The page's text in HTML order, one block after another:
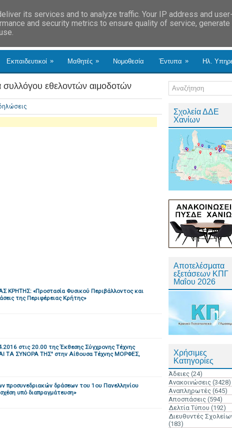
Εκπαιδευτικοί » Μαθητές » Νομοθεσία Έντυπα » Ηλ.
εθελοντών αιμοδοτών
ΚΡΗΤΗΣ: «Προστασία Φυσικού Περιβάλλοντος και
της Περιφέρειας Κρήτης»
στις 20.00 της Έκθεσης Σύγχρονης Τέχνης
ΤΑ ΣΥΝΟΡΑ ΤΗΣ" στην Αίθουσα Τέχνης ΜΟΡΦΕΣ,
προσυνεδριακών δράσεων του 1ου Πανελληνίου
υπό διαπραγμάτευση»
Σχολεία ΔΔΕ
Χανίων
Αποτελέσματα
εξετάσεων ΚΠΓ
Μαΐου 2026
Χρήσιμες
Κατηγορίες
Άδειες (24)
Ανακοινώσεις (3428)
Αναπληρωτές (645)
Αποσπάσεις (594)
Δελτία Τύπου (192)
Διευθυντές
(183)
its services and to analyze traffic. Your IP address and
and security metrics to ensure quality of service, generate